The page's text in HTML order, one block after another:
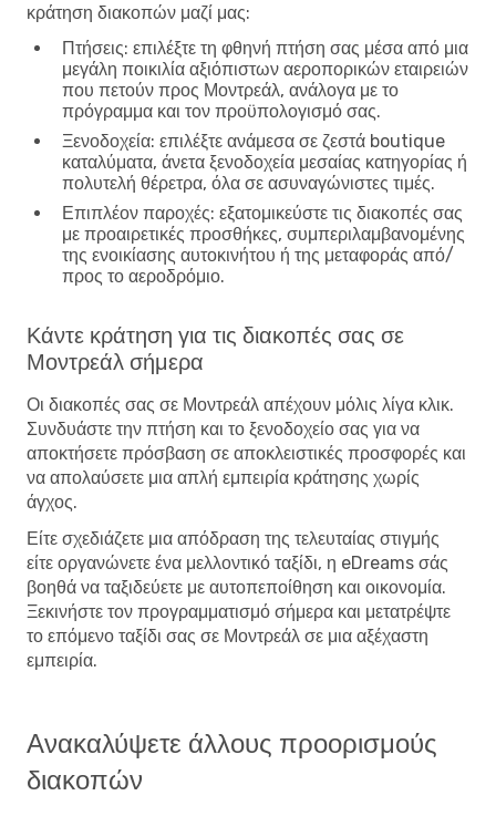
κράτηση διακοπών μαζί μας:
Πτήσεις: επιλέξτε τη φθηνή πτήση σας μέσα από μια
μεγάλη ποικιλία αξιόπιστων αεροπορικών εταιρειών
που πετούν προς Μοντρεάλ, ανάλογα με το
πρόγραμμα και τον προϋπολογισμό σας.
Ξενοδοχεία: επιλέξτε ανάμεσα σε ζεστά boutique
καταλύματα, άνετα ξενοδοχεία μεσαίας κατηγορίας ή
πολυτελή θέρετρα, όλα σε ασυναγώνιστες τιμές.
Επιπλέον παροχές: εξατομικεύστε τις διακοπές σας
με προαιρετικές προσθήκες, συμπεριλαμβανομένης
της ενοικίασης αυτοκινήτου ή της μεταφοράς από/
προς το αεροδρόμιο.
Κάντε κράτηση για τις διακοπές σας σε
Μοντρεάλ σήμερα
Οι διακοπές σας σε Μοντρεάλ απέχουν μόλις λίγα κλικ.
Συνδυάστε την πτήση και το ξενοδοχείο σας για να
αποκτήσετε πρόσβαση σε αποκλειστικές προσφορές και
να απολαύσετε μια απλή εμπειρία κράτησης χωρίς
άγχος.
Είτε σχεδιάζετε μια απόδραση της τελευταίας στιγμής
είτε οργανώνετε ένα μελλοντικό ταξίδι, η eDreams σάς
βοηθά να ταξιδεύετε με αυτοπεποίθηση και οικονομία.
Ξεκινήστε τον προγραμματισμό σήμερα και μετατρέψτε
το επόμενο ταξίδι σας σε Μοντρεάλ σε μια αξέχαστη
εμπειρία.
Ανακαλύψετε άλλους προορισμούς
διακοπών